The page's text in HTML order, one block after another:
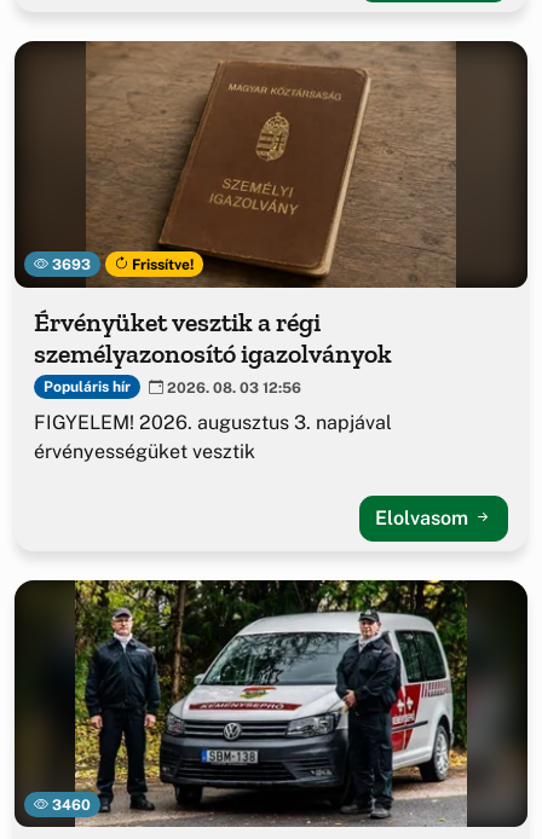
3693 Frissítve!
Érvényüket vesztik a régi
személyazonosító igazolványok
Populáris hír 2026. 08. 03 12:56
FIGYELEM! 2026. augusztus 3. napjával
érvényességüket vesztik
Elolvasom
3460